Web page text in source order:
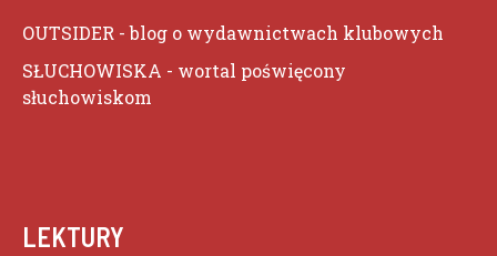
OUTSIDER - blog o wydawnictwach klubowych
SŁUCHOWISKA - wortal poświęcony
słuchowiskom
LEKTURY